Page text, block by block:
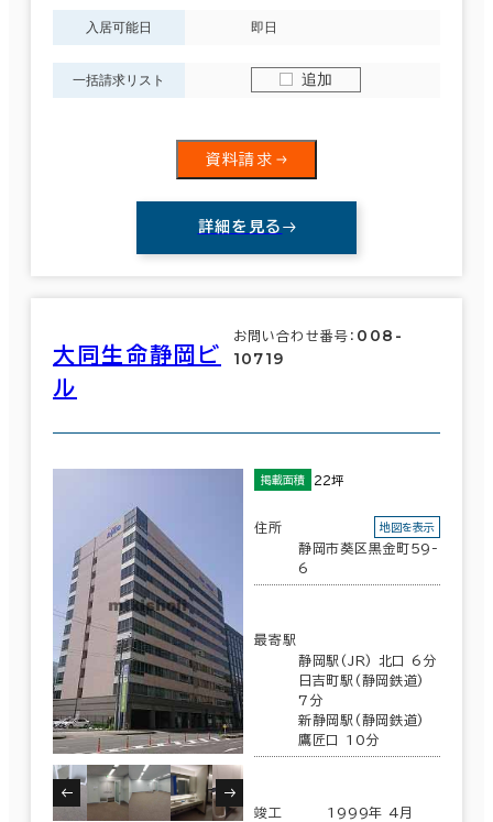
入居可能日 即日
一括請求リスト 追加
資料請求
詳細を見る
大同生命静岡ビ
ル
お問い合わせ番号： 008-
10719
掲載面積 22坪
住所
静岡市葵区黒金町59-
6
地図を表示
最寄駅
静岡駅(JR) 北口 6分
日吉町駅(静岡鉄道)
7分
新静岡駅(静岡鉄道)
鷹匠口 10分
竣工 1999年 4月
棟)
この条件で検索する